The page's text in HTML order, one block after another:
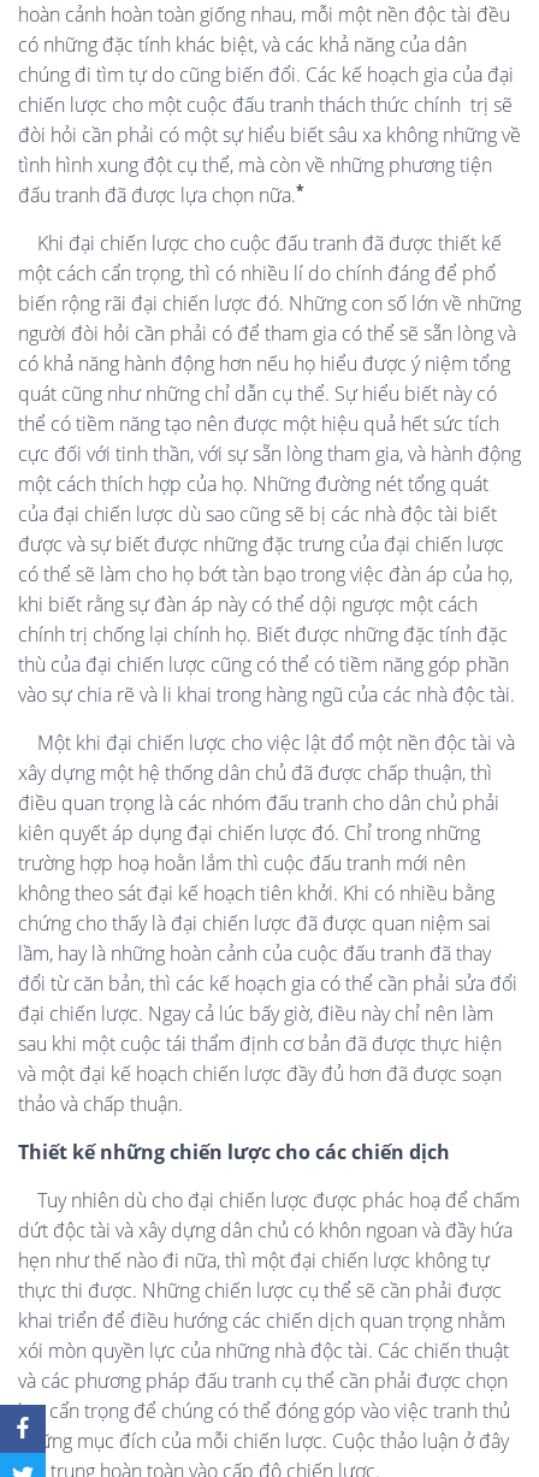
hoàn cảnh hoàn toàn giống nhau, mỗi một nền độc tài đều
có những đặc tính khác biệt, và các khả năng của dân
chúng đi tìm tự do cũng biến đổi. Các kế hoạch gia của đại
chiến lược cho một cuộc đấu tranh thách thức chính trị sẽ
đòi hỏi cần phải có một sự hiểu biết sâu xa không những về
tình hình xung đột cụ thể, mà còn về những phương tiện
đấu tranh đã được lựa chọn nữa.*
Khi đại chiến lược cho cuộc đấu tranh đã được thiết kế
một cách cẩn trọng, thì có nhiều lí do chính đáng để phổ
biến rộng rãi đại chiến lược đó. Những con số lớn về những
người đòi hỏi cần phải có để tham gia có thể sẽ sẵn lòng và
có khả năng hành động hơn nếu họ hiểu được ý niệm tổng
quát cũng như những chỉ dẫn cụ thể. Sự hiểu biết này có
thể có tiềm năng tạo nên được một hiệu quả hết sức tích
cực đối với tinh thần, với sự sẵn lòng tham gia, và hành động
một cách thích hợp của họ. Những đường nét tổng quát
của đại chiến lược dù sao cũng sẽ bị các nhà độc tài biết
được và sự biết được những đặc trưng của đại chiến lược
có thể sẽ làm cho họ bớt tàn bạo trong việc đàn áp của họ,
khi biết rằng sự đàn áp này có thể dội ngược một cách
chính trị chống lại chính họ. Biết được những đặc tính đặc
thù của đại chiến lược cũng có thể có tiềm năng góp phần
vào sự chia rẽ và li khai trong hàng ngũ của các nhà độc tài.
Một khi đại chiến lược cho việc lật đổ một nền độc tài và
xây dựng một hệ thống dân chủ đã được chấp thuận, thì
điều quan trọng là các nhóm đấu tranh cho dân chủ phải
kiên quyết áp dụng đại chiến lược đó. Chỉ trong những
trường hợp hoạ hoằn lắm thì cuộc đấu tranh mới nên
không theo sát đại kế hoạch tiên khởi. Khi có nhiều bằng
chứng cho thấy là đại chiến lược đã được quan niệm sai
lầm, hay là những hoàn cảnh của cuộc đấu tranh đã thay
đổi từ căn bản, thì các kế hoạch gia có thể cần phải sửa đổi
đại chiến lược. Ngay cả lúc bấy giờ, điều này chỉ nên làm
sau khi một cuộc tái thẩm định cơ bản đã được thực hiện
và một đại kế hoạch chiến lược đầy đủ hơn đã được soạn
thảo và chấp thuận.
Thiết kế những chiến lược cho các chiến dịch
Tuy nhiên dù cho đại chiến lược được phác hoạ để chấm
dứt độc tài và xây dựng dân chủ có khôn ngoan và đầy hứa
hẹn như thế nào đi nữa, thì một đại chiến lược không tự
thực thi được. Những chiến lược cụ thể sẽ cần phải được
khai triển để điều hướng các chiến dịch quan trọng nhằm
xói mòn quyền lực của những nhà độc tài. Các chiến thuật
và các phương pháp đấu tranh cụ thể cần phải được chọn
lựa cẩn trọng để chúng có thể đóng góp vào việc tranh thủ
những mục đích của mỗi chiến lược. Cuộc thảo luận ở đây
tập trung hoàn toàn vào cấp độ chiến lược.